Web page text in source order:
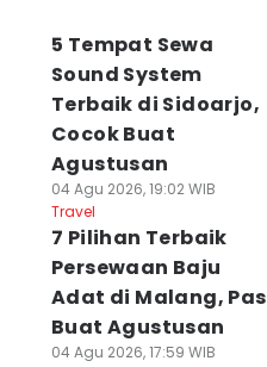
5 Tempat Sewa
Sound System
Terbaik di Sidoarjo,
Cocok Buat
Agustusan
04 Agu 2026, 19:02 WIB
Travel
7 Pilihan Terbaik
Persewaan Baju
Adat di Malang, Pas
Buat Agustusan
04 Agu 2026, 17:59 WIB